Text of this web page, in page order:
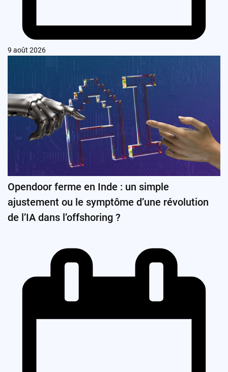
9 août 2026
Opendoor ferme en Inde : un simple
ajustement ou le symptôme d’une révolution
de l’IA dans l’offshoring ?